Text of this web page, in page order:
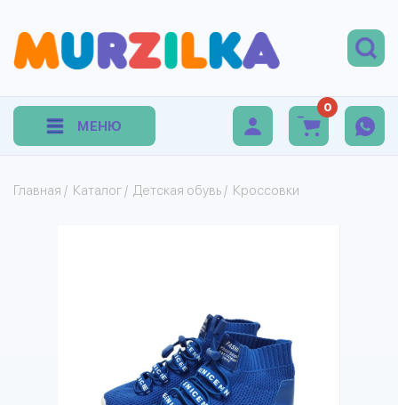
МЕНЮ
0
Главная / Каталог / Детская обувь / Кроссовки